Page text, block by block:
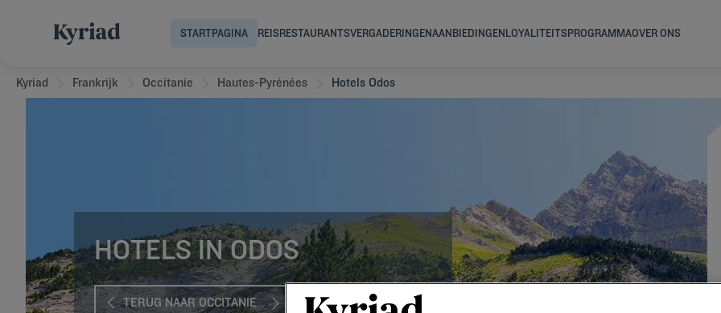
STARTPAGINA REISRESTAURANTSVERGADERINGENAANBIEDINGENLOYALITEITSPROGRAMMAOVER ONS
Kyriad Frankrijk Occitanie Hautes-Pyrénées Hotels Odos
HOTELS IN ODOS
TERUG NAAR OCCITANIE